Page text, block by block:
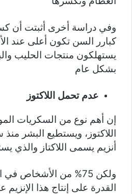
وفي دراسة أخرى أثبتت أن
كبارر السن تكون أعلى عند
يستهلكون منتجات الحليب
بشكل عام
عدم تحمل اللاكتوز
إن أهم نوع من السكريات
اللاكتوز، ويستطيع البشر
أنزيم يسمى اللاكتاز والذي
ولكن 75% من الأشخاص
القدرة على إنتاج هذا الإنزيم